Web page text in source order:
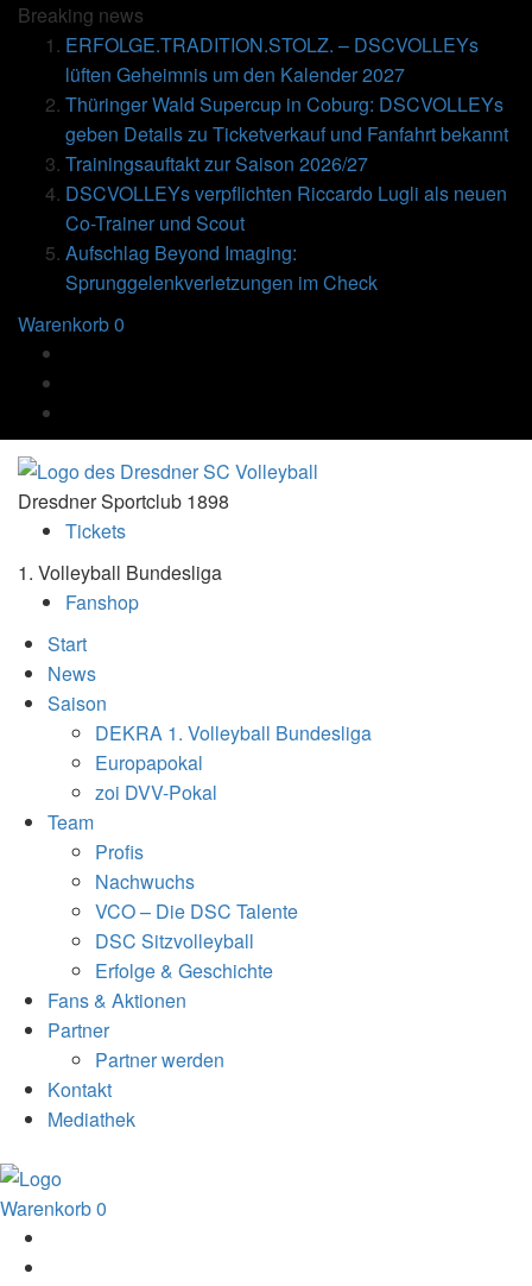
Breaking news
ERFOLGE.TRADITION.STOLZ. – DSCVOLLEYs
lüften Geheimnis um den Kalender 2027
Thüringer Wald Supercup in Coburg: DSCVOLLEYs
geben Details zu Ticketverkauf und Fanfahrt bekannt
Trainingsauftakt zur Saison 2026/27
DSCVOLLEYs verpflichten Riccardo Lugli als neuen
Co-Trainer und Scout
Aufschlag Beyond Imaging:
Sprunggelenkverletzungen im Check
Warenkorb0
Dresdner Sportclub 1898
Tickets
1. Volleyball Bundesliga
Fanshop
Start
News
Saison
DEKRA 1. Volleyball Bundesliga
Europapokal
zoi DVV-Pokal
Team
Profis
Nachwuchs
VCO – Die DSC Talente
DSC Sitzvolleyball
Erfolge & Geschichte
Fans & Aktionen
Partner
Partner werden
Kontakt
Mediathek
Warenkorb0